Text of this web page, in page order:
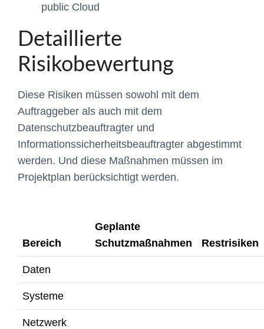
public Cloud
Detaillierte
Risikobewertung
Diese Risiken müssen sowohl mit dem
Auftraggeber als auch mit dem
Datenschutzbeauftragter und
Informationssicherheitsbeauftragter abgestimmt
werden. Und diese Maßnahmen müssen im
Projektplan berücksichtigt werden.
Bereich
Geplante
Schutzmaßnahmen
Restrisiken
Daten
Systeme
Netzwerk